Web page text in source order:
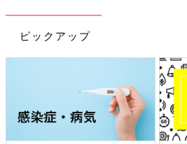
ピックアップ